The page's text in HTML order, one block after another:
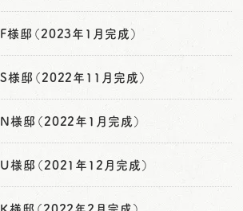
邸（2023年1月完成）
様邸（2022年11月完成）
様邸（2022年1月完成）
様邸（2021年12月完成）